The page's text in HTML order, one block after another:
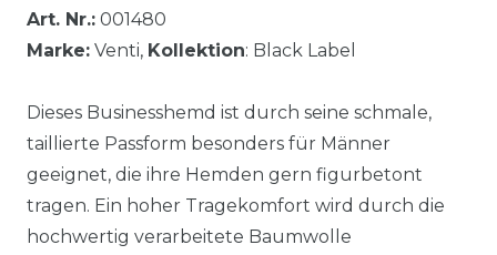
Art. Nr.: 001480
Marke: Venti, Kollektion: Black Label
Dieses Businesshemd ist durch seine schmale,
taillierte Passform besonders für Männer
geeignet, die ihre Hemden gern figurbetont
tragen. Ein hoher Tragekomfort wird durch die
hochwertig verarbeitete Baumwolle